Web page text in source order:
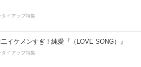
タイアップ特集
イケメンすぎ！純愛『（LOVE SONG）』
タイアップ特集